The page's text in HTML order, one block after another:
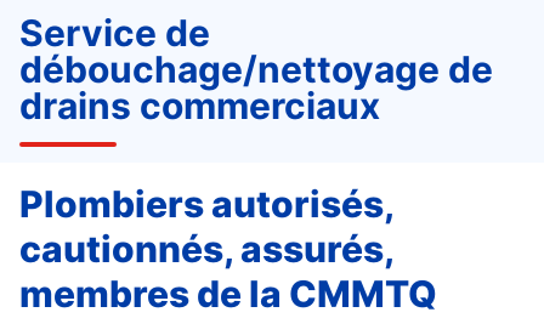
Service de
débouchage/nettoyage de
drains commerciaux
Plombiers autorisés,
cautionnés, assurés,
membres de la CMMTQ